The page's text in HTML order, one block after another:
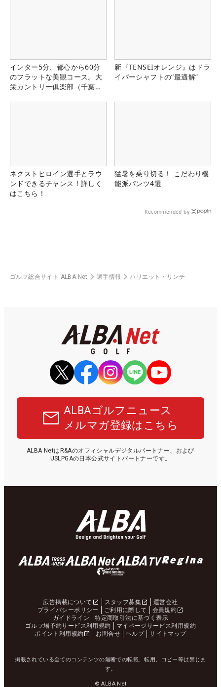
インター5分、都心から60分
のフラットな美観コース。大
栄カントリー俱楽部（千葉
新『TENSEIオレンジ』はドラ
イバーシャフトの“最適解”
ネクストヒロイン選手とラウ
ンドできるチャンス！詳しく
はこちら！
猛暑を乗り切る！ こだわり機
能派パンツ4選
Recommended by
ゴルフ総合サイト ALBA Net 選手情報 ハリエット・リンチ
ALBAゴルフニュース
メルマガ登録はこちら
ALBA NetはR&Aのオフィシャルデジタルパートナー、および
USLPGAの日本公式サイトパートナーです。
広告掲載について スタッフ募集
運営会社
プライバシーポリシー
ご利用に際して
会員規約
ガイドライン
特定商取引法に基づく表示
ゴルフ場予約サービス利用規約
マイページサービス利用規約
ポイント利用規約
お問合せ ヘルプ サイトマップ
掲載されている全てのコンテンツの無断での転載、転用、コピー等は禁じま
す。
© ALBA Net